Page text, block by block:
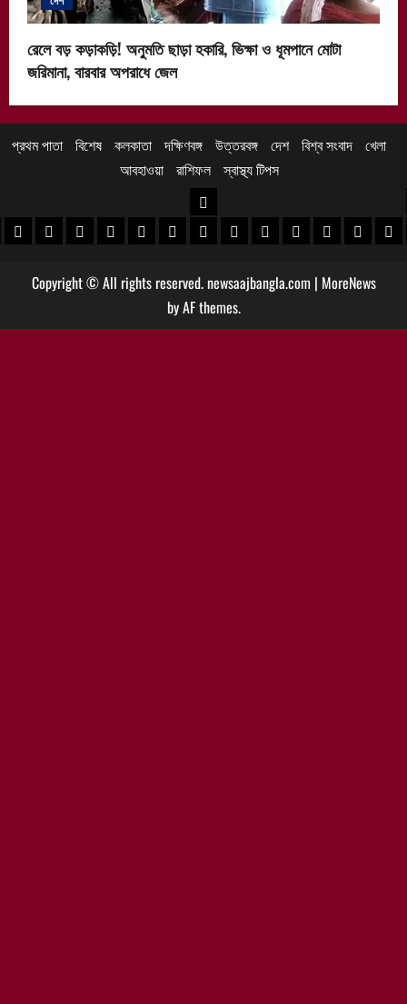
রেলে বড় কড়াকড়ি! অনুমতি ছাড়া হকারি, ভিক্ষা ও ধূমপানে মোটা
জরিমানা, বারবার অপরাধে জেল
প্রথম পাতা বিশেষ কলকাতা দক্ষিণবঙ্গ উত্তরবঙ্গ দেশ বিশ্ব সংবাদ খেলা
আবহাওয়া
রাশিফল স্বাস্থ্য টিপস
খবর
খবর
পুরুলিয়া খবর
বাঁকুড়া খবরপশ্চিম বর্ধমান খবর
পূর্ব বর্ধমান খবর
বীরভূম খবরমুর্শিদাবাদ খবর
উত্তরবঙ্গ
কোচবিহার নিউজ
আলিপুরদুয়ার খবর
জলপাইগুড়ি খবর
শিলিগুড়ি খবর
উত্তরদক্ষিণ
Copyright © All rights reserved. newsaajbangla.com | MoreNews
by AF themes.